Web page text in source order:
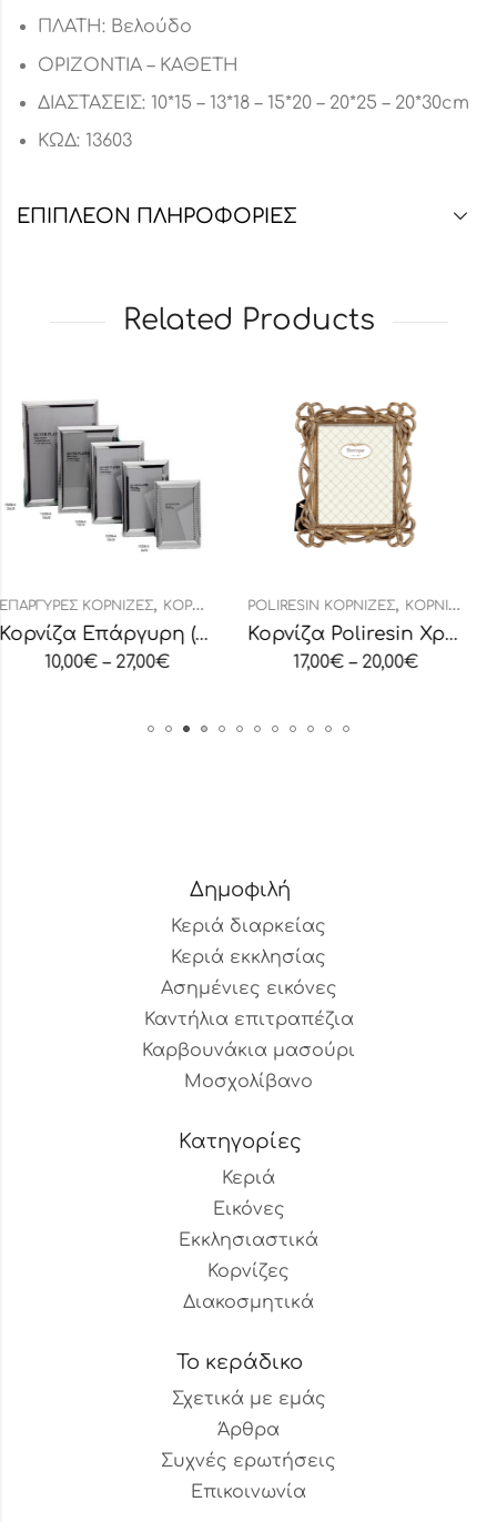
ΠΛΑΤΗ: Βελούδο
ΟΡΙΖΟΝΤΙΑ – ΚΑΘΕΤΗ
ΔΙΑΣΤΑΣΕΙΣ: 10*15 – 13*18 – 15*20 – 20*25 – 20*30cm
ΚΩΔ: 13603
ΕΠΙΠΛΈΟΝ ΠΛΗΡΟΦΟΡΊΕΣ
Related Products
,ΚΟΡΝΊΖΕΣ
Κορνίζα Επάργυρη (13209)
POLIRESIN ΚΟΡΝΊΖΕΣ,ΚΟΡΝΊΖΕΣ
Κορνίζα Poliresin Χρυσή Φιόγκος
17,00
POLIRESIN
18,00
Δημοφιλή
Κεριά διαρκείας
Κεριά εκκλησίας
Ασημένιες εικόνες
Καντήλια επιτραπέζια
Καρβουνάκια μασούρι
Μοσχολίβανο
Κατηγορίες
Κεριά
Εικόνες
Εκκλησιαστικά
Κορνίζες
Διακοσμητικά
Το κεράδικο
Σχετικά με εμάς
Άρθρα
Συχνές ερωτήσεις
Επικοινωνία